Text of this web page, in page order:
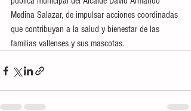
Medina Salazar, de impulsar acciones coordinadas
que contribuyan a la salud y bienestar de las
familias vallenses y sus mascotas.